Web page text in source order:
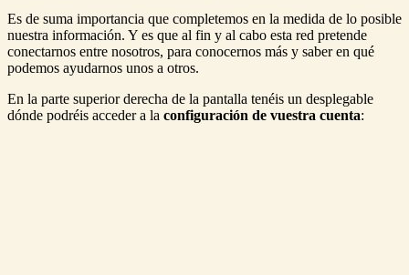
Es de suma importancia que completemos en la medida de lo posible
nuestra información. Y es que al fin y al cabo esta red pretende
conectarnos entre nosotros, para conocernos más y saber en qué
podemos ayudarnos unos a otros.
En la parte superior derecha de la pantalla tenéis un desplegable
dónde podréis acceder a la configuración de vuestra cuenta: